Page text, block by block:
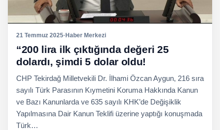
21 Temmuz 2025·Haber Merkezi
“200 lira ilk çıktığında değeri 25
dolardı, şimdi 5 dolar oldu!
CHP Tekirdağ Milletvekili Dr. İlhami Özcan Aygun, 216 sıra
sayılı Türk Parasının Kıymetini Koruma Hakkında Kanun
ve Bazı Kanunlarda ve 635 sayılı KHK’de Değişiklik
Yapılmasına Dair Kanun Teklifi üzerine yaptığı konuşmada
Türk…